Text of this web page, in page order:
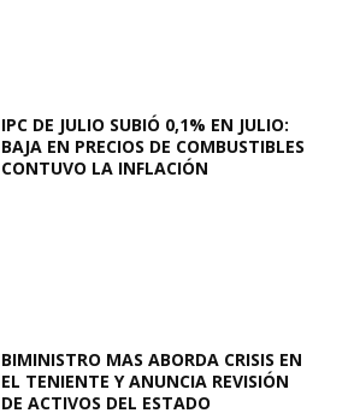
IPC DE JULIO SUBIÓ 0,1% EN JULIO:
BAJA EN PRECIOS DE COMBUSTIBLES
CONTUVO LA INFLACIÓN
BIMINISTRO MAS ABORDA CRISIS EN
EL TENIENTE Y ANUNCIA REVISIÓN
DE ACTIVOS DEL ESTADO